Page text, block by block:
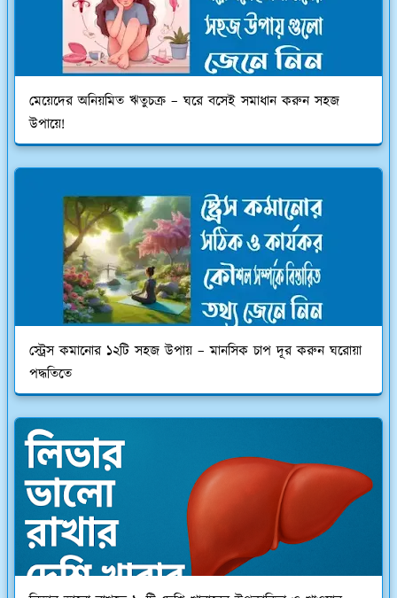
মেয়েদের অনিয়মিত ঋতুচক্র – ঘরে বসেই সমাধান করুন সহজ
উপায়ে!
স্ট্রেস কমানোর ১২টি সহজ উপায় – মানসিক চাপ দূর করুন ঘরোয়া
পদ্ধতিতে